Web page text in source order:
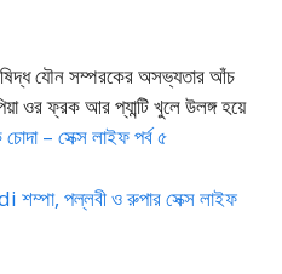
যৌন সম্পরকের অসভ্যতার আঁচ
ওর ফ্রক আর প্যান্টি খুলে উলঙ্গ হয়ে
– সেক্স লাইফ পর্ব ৫
পল্লবী ও রুপার সেক্স লাইফ